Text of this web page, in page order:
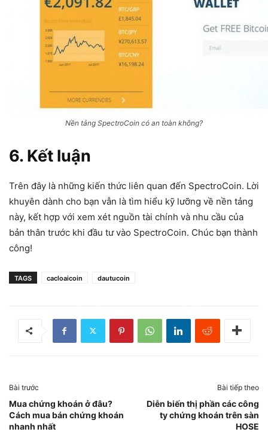
Nền tảng SpectroCoin có an toàn không?
6. Kết luận
Trên đây là những kiến thức liên quan đến SpectroCoin. Lời
khuyên dành cho bạn vẫn là tìm hiểu kỹ lưỡng về nền tảng
này, kết hợp với xem xét nguồn tài chính và nhu cầu của
bản thân trước khi đầu tư vào SpectroCoin. Chúc bạn thành
công!
TAGS cacloaicoin dautucoin
Bài trước
Mua chứng khoán ở đâu?
Cách mua bán chứng khoán
nhanh nhất
Bài tiếp theo
Diễn biến thị phần các công
ty chứng khoán trên sàn
HOSE